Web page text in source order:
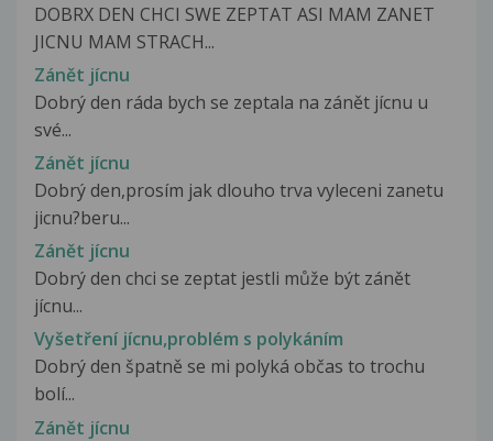
DOBRX DEN CHCI SWE ZEPTAT ASI MAM ZANET
JICNU MAM STRACH...
Zánět jícnu
Dobrý den ráda bych se zeptala na zánět jícnu u
své...
Zánět jícnu
Dobrý den,prosím jak dlouho trva vyleceni zanetu
jicnu?beru...
Zánět jícnu
Dobrý den chci se zeptat jestli může být zánět
jícnu...
Vyšetření jícnu,problém s polykáním
Dobrý den špatně se mi polyká občas to trochu
bolí...
Zánět jícnu